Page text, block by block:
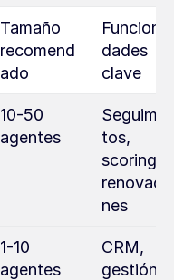
Tamaño
recomend
ado
dades
clave
10-50
agentes
tos,
scoring,
nes
1-10
agentes
CRM,
gestión